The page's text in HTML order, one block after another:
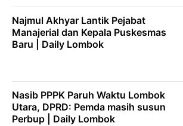
Najmul Akhyar Lantik Pejabat
Manajerial dan Kepala Puskesmas
Baru | Daily Lombok
Nasib PPPK Paruh Waktu Lombok
Utara, DPRD: Pemda masih susun
Perbup | Daily Lombok